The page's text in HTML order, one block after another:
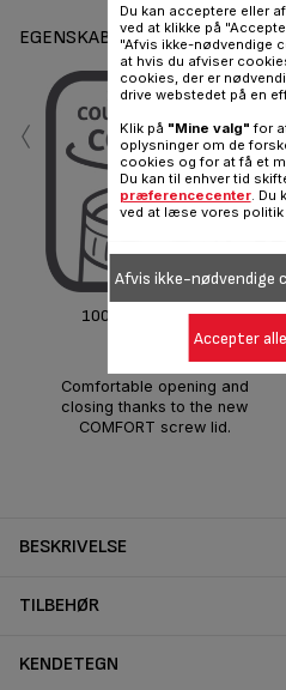
EGENSKABER
100% easy-to-open
functionality
Comfortable opening and
closing thanks to the new
COMFORT screw lid.
‹
BESKRIVELSE
TILBEHØR
KENDETEGN
Du kan acceptere eller
ved at klikke på
"Afvis ikke-nødvendige
at hvis du afviser
cookies, der er
drive webstedet på en
Klik på "Mine valg" for
oplysninger om de
cookies og for at få et
Du kan til enhver tid
præferencecenter. Du
ved at læse vores politik
Afvis ikke-nødvendige
Accepter